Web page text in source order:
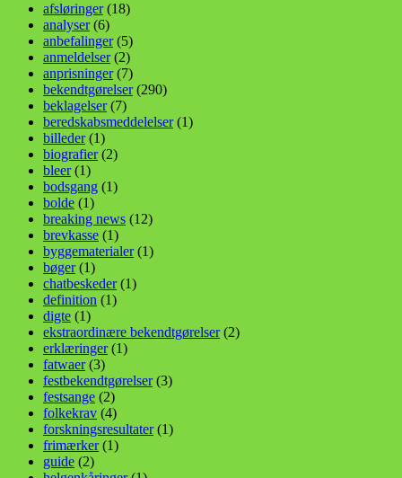
afsløringer(18)
analyser(6)
anbefalinger(5)
anmeldelser(2)
anprisninger(7)
bekendtgørelser(290)
beklagelser(7)
beredskabsmeddelelser(1)
billeder(1)
biografier(2)
bleer(1)
bodsgang (1)
bolde (1)
breaking news (12)
brevkasse (1)
byggematerialer(1)
bøger(1)
chatbeskeder(1)
definition (1)
digte (1)
ekstraordinære bekendtgørelser(2)
erklæringer(1)
fatwaer(3)
festbekendtgørelser(3)
festsange (2)
folkekrav (4)
forskningsresultater(1)
frimærker(1)
guide (2)